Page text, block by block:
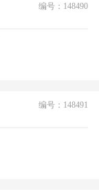
编号：148490
编号：148491